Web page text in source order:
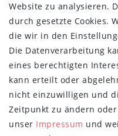
Versand- und
NEWSLETTER
E-MAIL **
Newsletter
Honig
Hiermit bestätige ich, dass
Meine Einwilligung kann ich
Website zu analysieren.
durch gesetzte Cookies.
die wir in den
Die Datenverarbeitung
eines berechtigten
kann erteilt oder
nicht einzuwilligen und
Zeitpunkt zu ändern
unser Impressum und